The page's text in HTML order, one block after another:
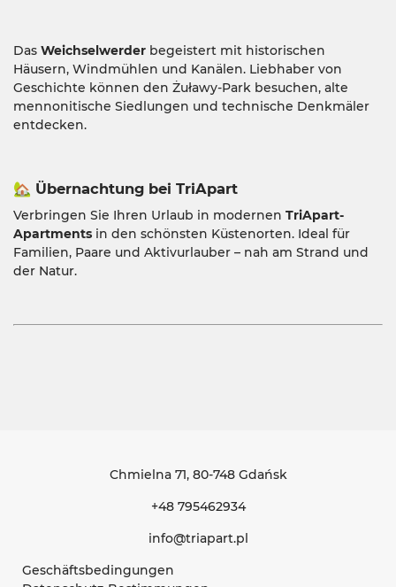
Das Weichselwerder begeistert mit historischen
Häusern, Windmühlen und Kanälen. Liebhaber von
Geschichte können den Żuławy-Park besuchen, alte
mennonitische Siedlungen und technische Denkmäler
entdecken.
🏡 Übernachtung bei TriApart
Verbringen Sie Ihren Urlaub in modernen TriApart-
Apartments in den schönsten Küstenorten. Ideal für
Familien, Paare und Aktivurlauber – nah am Strand und
der Natur.
Chmielna 71, 80-748 Gdańsk
+48 795462934
info@triapart.pl
Geschäftsbedingungen